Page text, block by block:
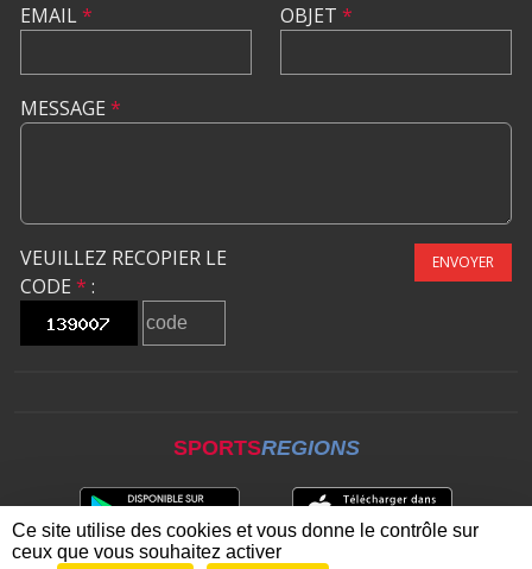
EMAIL* OBJET *
MESSAGE *
VEUILLEZ RECOPIER LE
CODE * :
ENVOYER
SPORTSREGIONS
Ce site utilise des cookies et vous donne le contrôle sur
ceux que vous souhaitez activer